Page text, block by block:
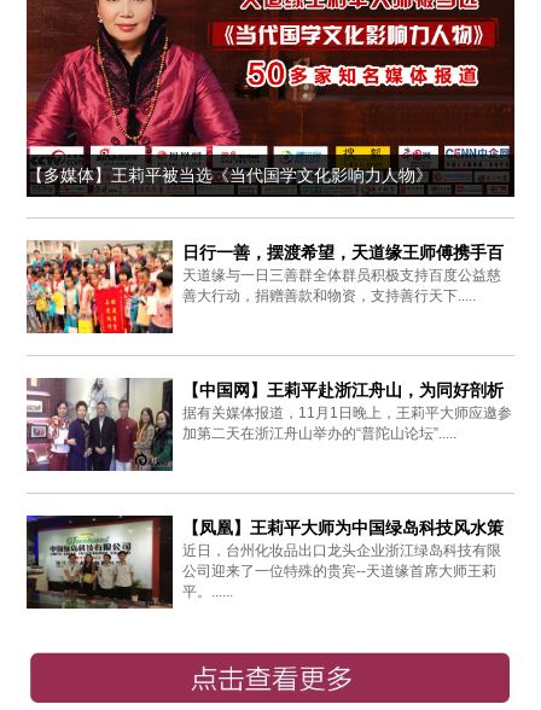
【多媒体】王莉平被当选《当代国学文化影响力人物》
日行一善，摆渡希望，天道缘王师傅携手百
度爱心同行
天道缘与一日三善群全体群员积极支持百度公益慈
善大行动，捐赠善款和物资，支持善行天下.....
【中国网】王莉平赴浙江舟山，为同好剖析
周易思想
据有关媒体报道，11月1日晚上，王莉平大师应邀参
加第二天在浙江舟山举办的“普陀山论坛”.....
【凤凰】王莉平大师为中国绿岛科技风水策
划布局
近日，台州化妆品出口龙头企业浙江绿岛科技有限
公司迎来了一位特殊的贵宾--天道缘首席大师王莉
平。......